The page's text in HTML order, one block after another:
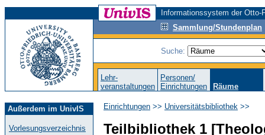
Informationssystem der
Sammlung/Stundenplan
Suche:
Lehr-
veranstaltungen
Personen/
Einrichtungen
Räume
Außerdem im UnivIS
Vorlesungsverzeichnis
Einrichtungen >> Universitätsbibliothek >>
Teilbibliothek 1